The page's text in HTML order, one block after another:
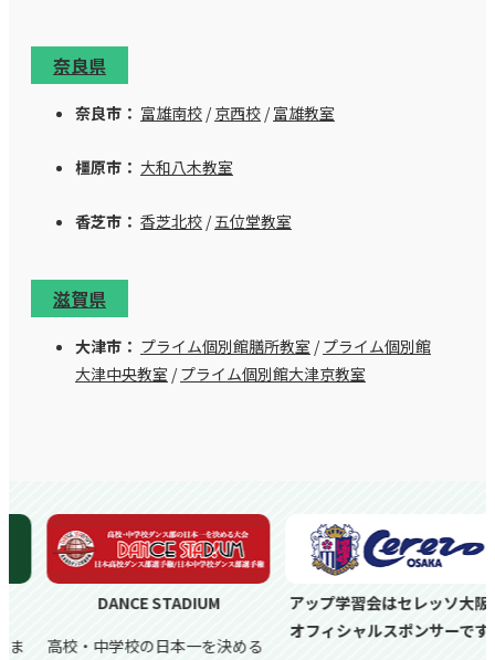
奈良県
奈良市： 富雄南校 /京西校 /富雄教室
橿原市： 大和八木教室
香芝市： 香芝北校 /五位堂教室
滋賀県
大津市： プライム個別館膳所教室 /プライム個別館
大津中央教室 /プライム個別館大津京教室
DANCE STADIUM
高校・中学校の日本一を決める
アップ学習会はセレッソ大阪の
オフィシャルスポンサーです。